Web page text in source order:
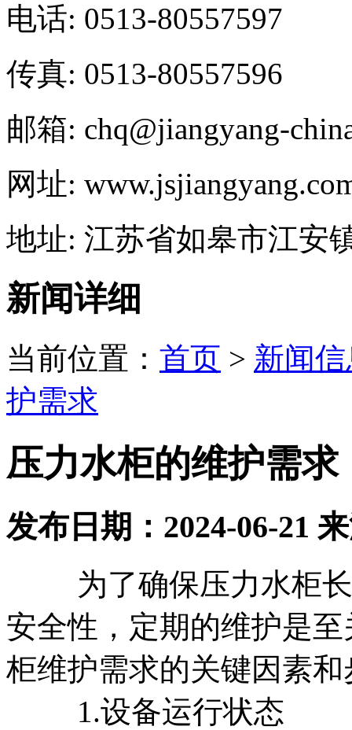
电话: 0513-80557597
传真: 0513-80557596
邮箱: chq@jiangyang-
网址:
地址: 江苏省如皋市江安
新闻详细
当前位置： 首页 > 新闻
护需求
压力水柜的维护需求
发布日期： 2024-06-21
为了确保压力水柜长
安全性，定期的维护是
柜维护需求的关键因素和
1.设备运行状态